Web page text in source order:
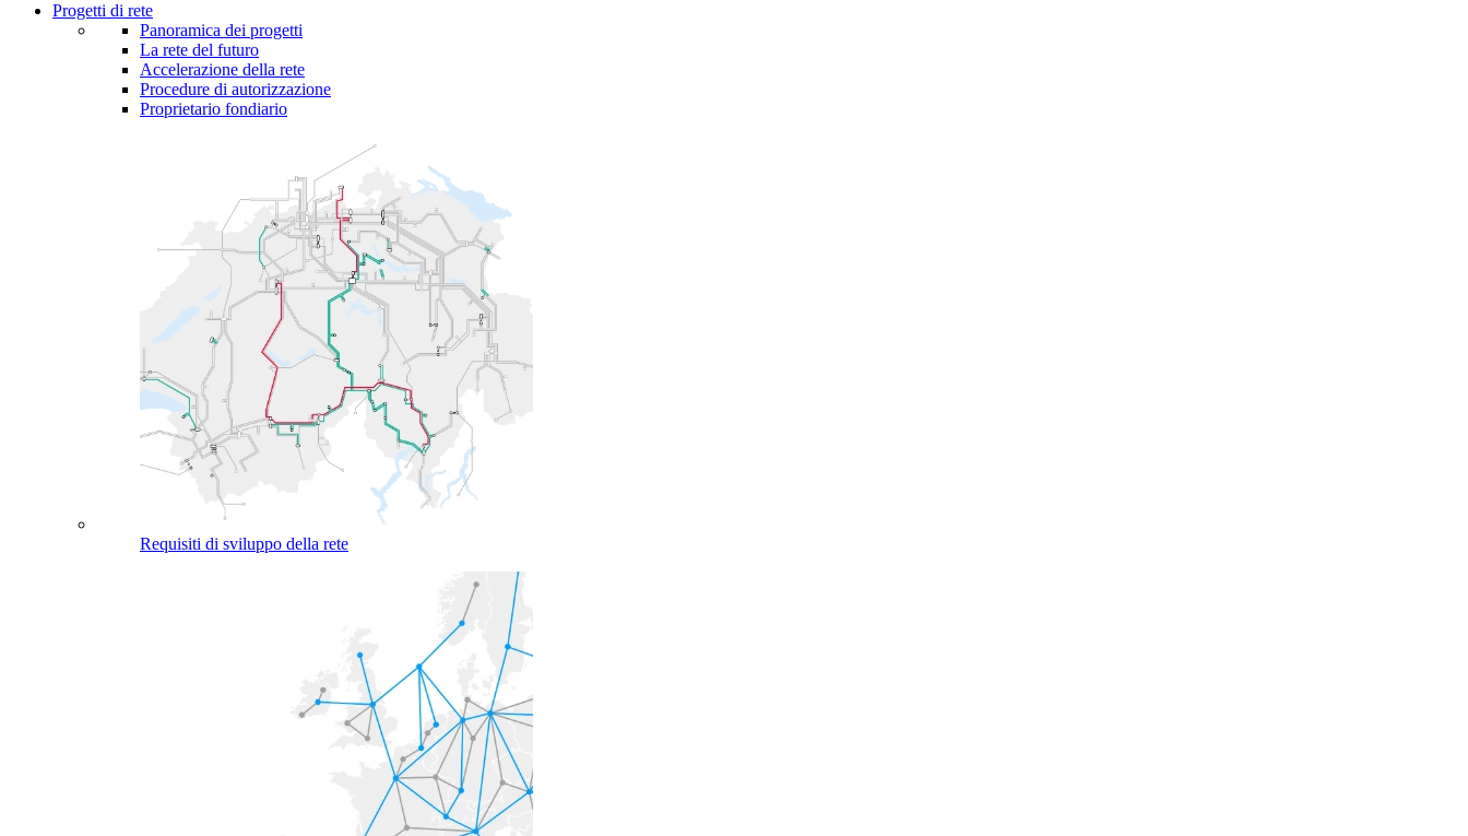
Progetti di rete
Panoramica dei progetti
La rete del futuro
Accelerazione della rete
Procedure di autorizzazione
Proprietario fondiario
Requisiti di sviluppo della rete